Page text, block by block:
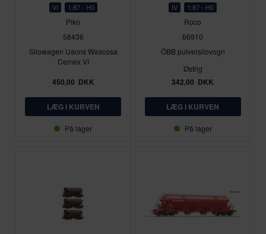
VI 1:87 - H0
Piko
58436
Silowagen Uacns Wascosa
Cemex VI
450,00 DKK
På lager
IV 1:87 - H0
Roco
66910
ÖBB pulversilovogn
Østrig
342,00 DKK
På lager